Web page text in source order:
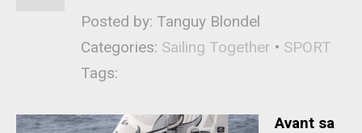
Posted by: Tanguy Blondel
Categories: Sailing Together • SPORT
Tags:
Avant sa